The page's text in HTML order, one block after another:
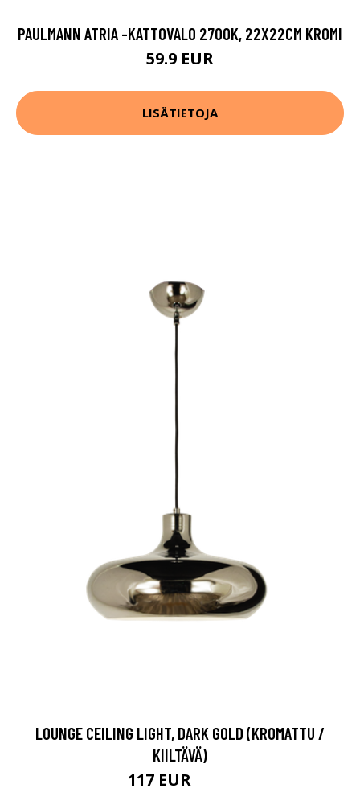
PAULMANN ATRIA -KATTOVALO 2700K, 22X22CM KROMI
59.9 EUR
LISÄTIETOJA
LOUNGE CEILING LIGHT, DARK GOLD (KROMATTU /
KIILTÄVÄ)
117 EUR